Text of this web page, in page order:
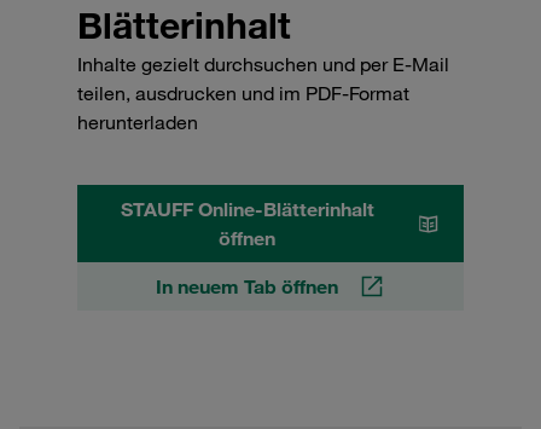
Blätterinhalt
Inhalte gezielt durchsuchen und per E-Mail
teilen, ausdrucken und im PDF-Format
herunterladen
STAUFF Online-Blätterinhalt
öffnen
In neuem Tab öffnen